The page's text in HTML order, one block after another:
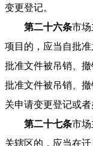
变更登记。
第二十六条市
项目的，应当自批
批准文件被吊销、
批准文件被吊销、
关申请变更登记或者
第二十七条市
关辖区的，应当在